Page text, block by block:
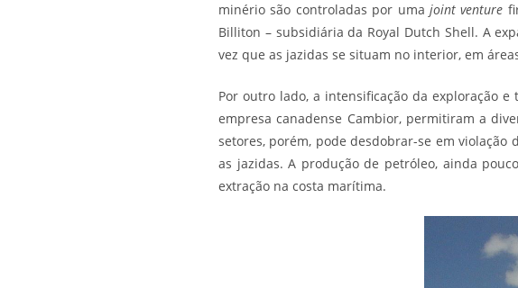
minério são controladas por uma joint venture
Billiton – subsidiária da Royal Dutch Shell. A
vez que as jazidas se situam no interior, em
Por outro lado, a intensificação da exploração e
empresa canadense Cambior, permitiram a
setores, porém, pode desdobrar-se em
as jazidas. A produção de petróleo, ainda
extração na costa marítima.